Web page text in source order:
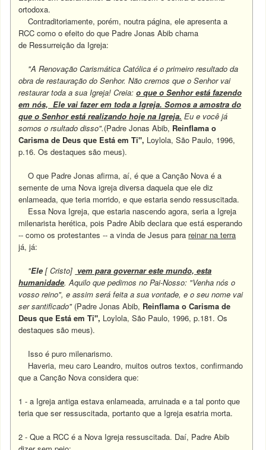
ortodoxa.
Contraditoriamente, porém, noutra página, ele apresenta a
RCC como o efeito do que Padre Jonas Abib chama
de Ressurreição da Igreja:
"A Renovação Carismática Católica é o primeiro resultado da
obra de restauração do Senhor. Não cremos que o Senhor vai
restaurar toda a sua Igreja! Creia:o que o Senhor está fazendo
em nós, Ele vai fazer em toda a Igreja. Somos a amostra do
que o Senhor está realizando hoje na Igreja. Eu e você já
somos o rsultado disso".(Padre Jonas Abib, Reinflama o
Carisma de Deus que Está em Ti", Loylola, São Paulo, 1996,
p.16. Os destaques são meus).
O que Padre Jonas afirma, aí, é que a Canção Nova é a
semente de uma Nova igreja diversa daquela que ele diz
enlameada, que teria morrido, e que estaria sendo ressuscitada.
Essa Nova Igreja, que estaria nascendo agora, seria a Igreja
milenarista herética, pois Padre Abib declara que está esperando
-- como os protestantes -- a vinda de Jesus para reinar na terra
já, já:
"Ele [ Cristo] vem para governar este mundo, esta
humanidade. Aquilo que pedimos no Pai-Nosso: "Venha nós o
vosso reino", e assim será feita a sua vontade, e o seu nome vai
ser santificado"(Padre Jonas Abib, Reinflama o Carisma de
Deus que Está em Ti", Loylola, São Paulo, 1996, p.181. Os
destaques são meus).
Isso é puro milenarismo.
Haveria, meu caro Leandro, muitos outros textos, confirmando
que a Canção Nova considera que:
1 - a Igreja antiga estava enlameada, arruinada e a tal ponto que
teria que ser ressuscitada, portanto que a Igreja esatria morta.
2 - Que a RCC é a Nova Igreja ressuscitada. Daí, Padre Abib